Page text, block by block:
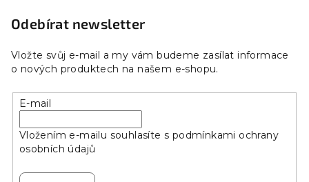
Odebírat newsletter
Vložte svůj e-mail a my vám budeme zasílat informace
o nových produktech na našem e-shopu.
E-mail
Vložením e-mailu souhlasíte s podmínkami ochrany
osobních údajů